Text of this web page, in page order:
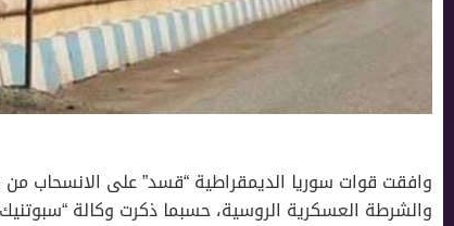
وافقت قوات سوريا الديمقراطية “قسد” على الانسحاب
والشرطة العسكرية الروسية، حسبما ذكرت وكالة